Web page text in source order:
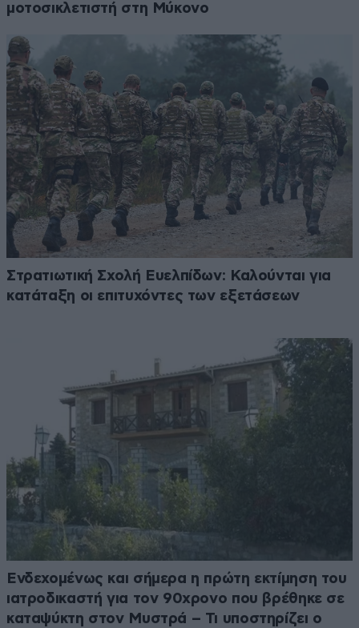
μοτοσικλετιστή στη Μύκονο
Στρατιωτική Σχολή Ευελπίδων: Καλούνται για
κατάταξη οι επιτυχόντες των εξετάσεων
Ενδεχομένως και σήμερα η πρώτη εκτίμηση του
ιατροδικαστή για τον 90χρονο που βρέθηκε σε
καταψύκτη στον Μυστρά – Τι υποστηρίζει ο